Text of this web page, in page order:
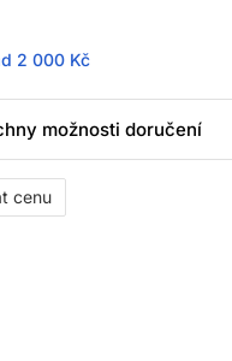
2 000 Kč
možnosti doručení
cenu